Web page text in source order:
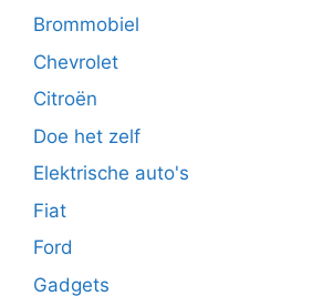
Brommobiel
Chevrolet
Citroën
Doe het zelf
Elektrische auto's
Fiat
Ford
Gadgets